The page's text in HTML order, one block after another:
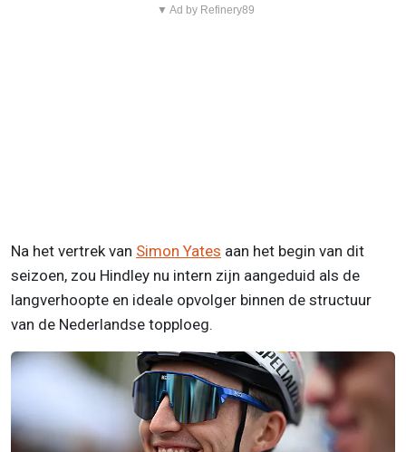
▼ Ad by Refinery89
Na het vertrek van Simon Yates aan het begin van dit
seizoen, zou Hindley nu intern zijn aangeduid als de
langverhoopte en ideale opvolger binnen de structuur
van de Nederlandse topploeg.